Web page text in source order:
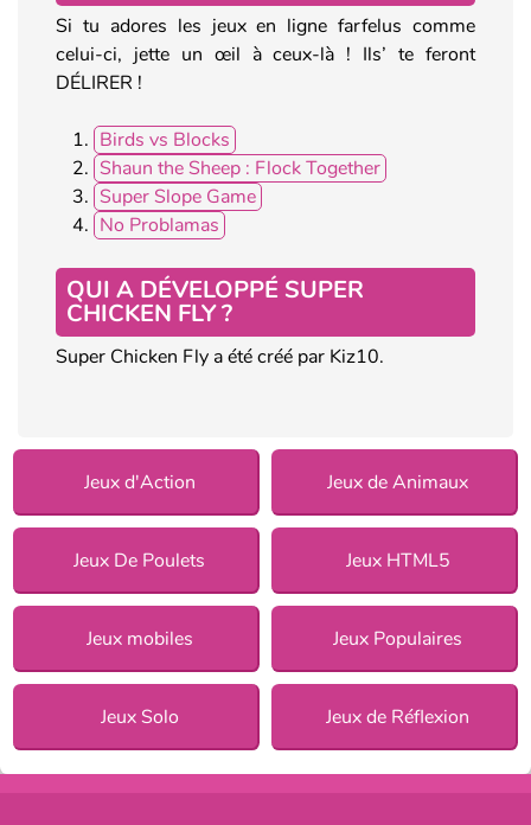
Si tu adores les jeux en ligne farfelus comme
celui-ci, jette un œil à ceux-là ! Ils’ te feront
DÉLIRER !
Birds vs Blocks
Shaun the Sheep : Flock Together
Super Slope Game
No Problamas
QUI A DÉVELOPPÉ SUPER
CHICKEN FLY ?
Super Chicken Fly a été créé par Kiz10.
Jeux d'Action Jeux de Animaux
Jeux De Poulets Jeux HTML5
Jeux mobiles Jeux Populaires
Jeux Solo Jeux de Réflexion